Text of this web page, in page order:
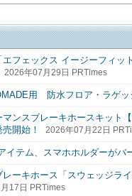
フェックス イージーフィッ
2026年07月29日 PRTimes
用 防水フロア・ラゲッ
ンスブレーキホースキット
開始！
2026年07月22日
イテム、スマホホルダーがバ
ーキホース「スウェッジラ
17日 PRTimes